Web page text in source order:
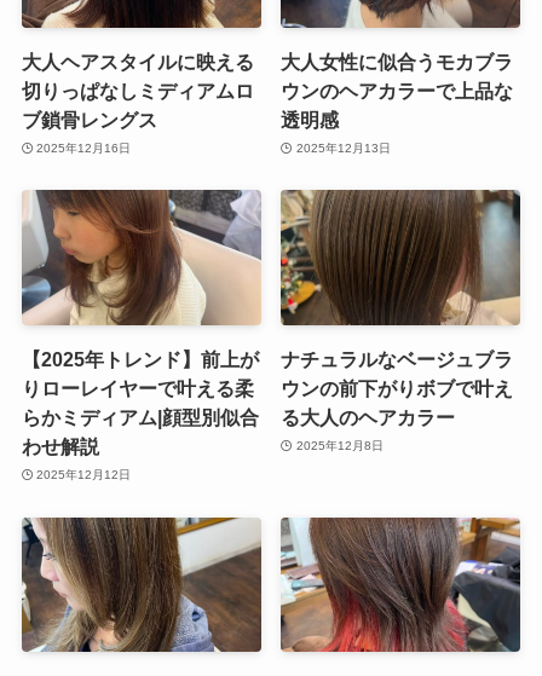
大人ヘアスタイルに映える
切りっぱなしミディアムロ
ブ鎖骨レングス
2025年12月16日
大人女性に似合うモカブラ
ウンのヘアカラーで上品な
透明感
2025年12月13日
【2025年トレンド】前上が
りローレイヤーで叶える柔
らかミディアム|顔型別似合
わせ解説
2025年12月12日
ナチュラルなベージュブラ
ウンの前下がりボブで叶え
る大人のヘアカラー
2025年12月8日